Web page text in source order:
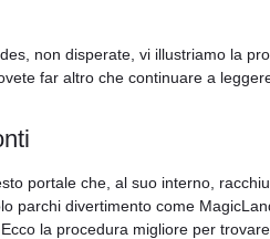
non disperate, vi illustriamo la
far altro che continuare a
portale che, al suo interno,
parchi divertimento come
la procedura migliore per